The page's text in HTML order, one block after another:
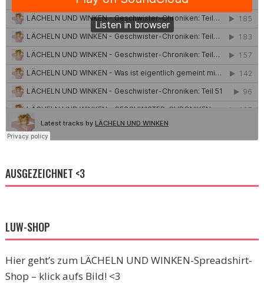
AUSGEZEICHNET <3
LUW-SHOP
Hier geht’s zum LÄCHELN UND WINKEN-Spreadshirt-
Shop – klick aufs Bild! <3